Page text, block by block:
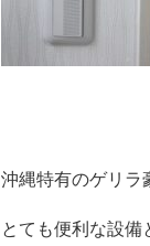
沖縄特有のゲリラ
とても便利な設備